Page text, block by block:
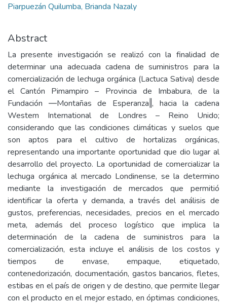
Piarpuezán Quilumba, Brianda Nazaly
Abstract
La presente investigación se realizó con la finalidad de
determinar una adecuada cadena de suministros para la
comercialización de lechuga orgánica (Lactuca Sativa) desde
el Cantón Pimampiro – Provincia de Imbabura, de la
Fundación ―Montañas de Esperanza‖, hacia la cadena
Westem International de Londres – Reino Unido;
considerando que las condiciones climáticas y suelos que
son aptos para el cultivo de hortalizas orgánicas,
representando una importante oportunidad que dio lugar al
desarrollo del proyecto. La oportunidad de comercializar la
lechuga orgánica al mercado Londinense, se la determino
mediante la investigación de mercados que permitió
identificar la oferta y demanda, a través del análisis de
gustos, preferencias, necesidades, precios en el mercado
meta, además del proceso logístico que implica la
determinación de la cadena de suministros para la
comercialización, esta incluye el análisis de los costos y
tiempos de envase, empaque, etiquetado,
contenedorización, documentación, gastos bancarios, fletes,
estibas en el país de origen y de destino, que permite llegar
con el producto en el mejor estado, en óptimas condiciones,